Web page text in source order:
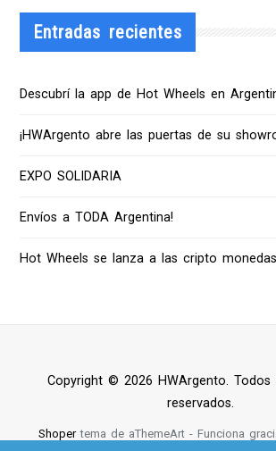
Entradas recientes
Descubrí la app de Hot Wheels en
¡HWArgento abre las puertas de su
EXPO SOLIDARIA
Envíos a TODA Argentina!
Hot Wheels se lanza a las cripto monedas
Copyright © 2026 HWArgento. Todos
reservados.
Shopertema de aThemeArt - Funciona